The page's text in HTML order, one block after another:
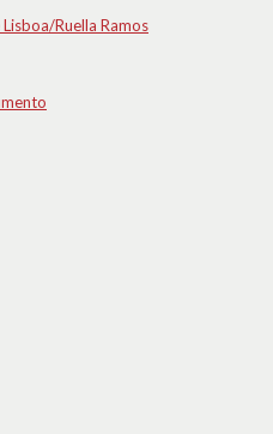
Ruella Ramos